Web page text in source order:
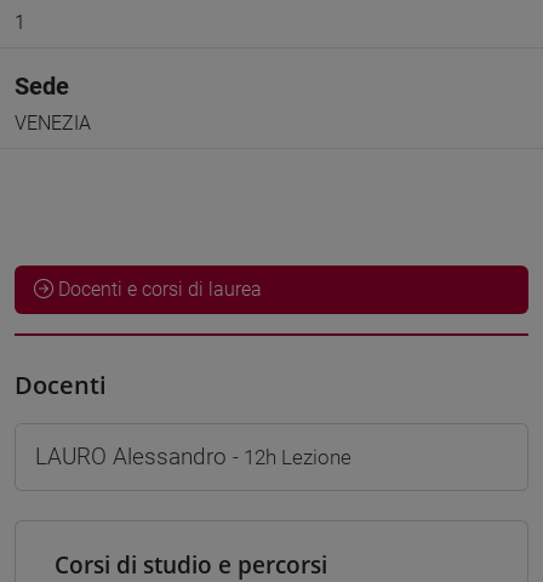
1
Sede
VENEZIA
Docenti e corsi di laurea
Docenti
LAURO Alessandro - 12h Lezione
Corsi di studio e percorsi